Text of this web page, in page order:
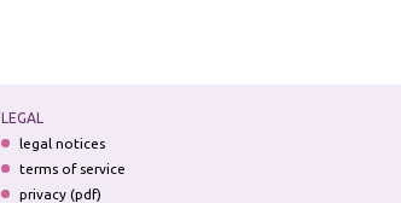
LEGAL
legal notices
terms of service
privacy (pdf)